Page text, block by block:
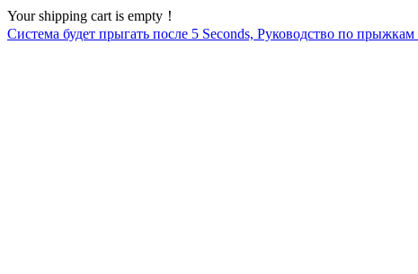
Your shipping cart is empty！
Система будет прыгать после 5 Seconds, Руководство по